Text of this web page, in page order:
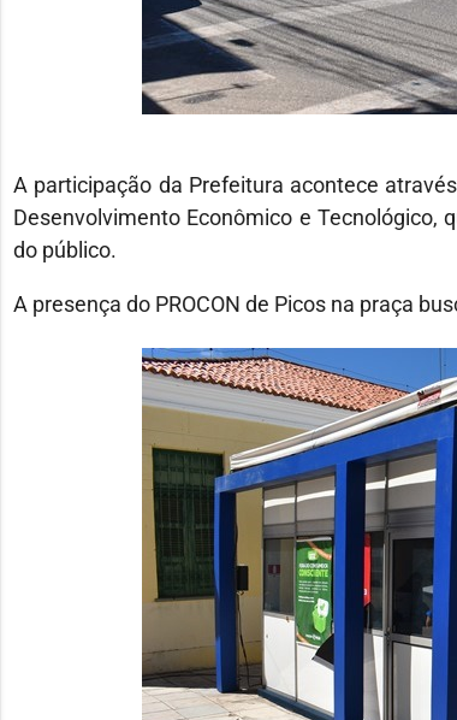
A participação da Prefeitura acontece
Desenvolvimento Econômico e
do público.
A presença do PROCON de Picos na praça